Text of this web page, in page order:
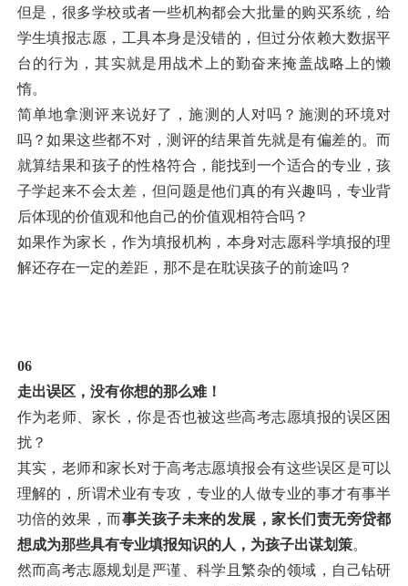
但是，很多学校或者一些机构都会大批量的购买系统，给
学生填报志愿，工具本身是没错的，但过分依赖大数据平
台的行为，其实就是用战术上的勤奋来掩盖战略上的懒
惰。
简单地拿测评来说好了，施测的人对吗？施测的环境对
吗？如果这些都不对，测评的结果首先就是有偏差的。而
就算结果和孩子的性格符合，能找到一个适合的专业，孩
子学起来不会太差，但问题是他们真的有兴趣吗，专业背
后体现的价值观和他自己的价值观相符合吗？
如果作为家长，作为填报机构，本身对志愿科学填报的理
解还存在一定的差距，那不是在耽误孩子的前途吗？
06
走出误区，没有你想的那么难！
作为老师、家长，你是否也被这些高考志愿填报的误区困
扰？
其实，老师和家长对于高考志愿填报会有这些误区是可以
理解的，所谓术业有专攻，专业的人做专业的事才有事半
功倍的效果，而事关孩子未来的发展，家长们责无旁贷都
想成为那些具有专业填报知识的人，为孩子出谋划策。
然而高考志愿规划是严谨、科学且繁杂的领域，自己钻研